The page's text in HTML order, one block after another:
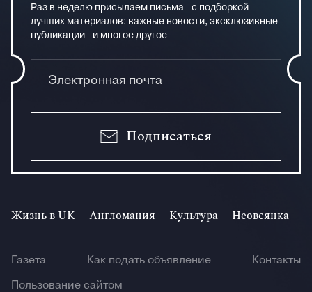
Раз в неделю присылаем письма с подборкой
лучших материалов: важные новости, эксклюзивные
публикации и многое другое
Подписаться
Жизнь в UK Англомания Культура Неовсянка
Газета Как подать объявление
Контакты
Пользование сайтом